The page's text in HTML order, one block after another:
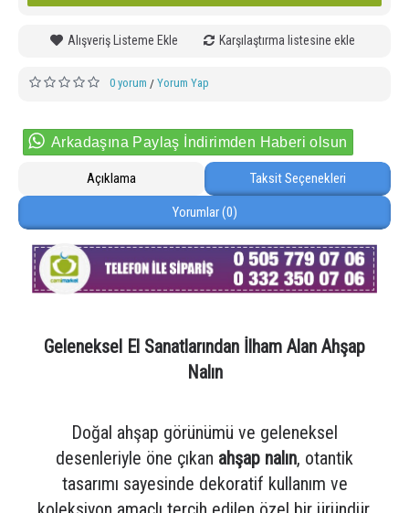
Alışveriş Listeme Ekle Karşılaştırma listesine ekle
0 yorum / Yorum Yap
Arkadaşına Paylaş İndirimden Haberi olsun
Açıklama Taksit Seçenekleri
Yorumlar (0)
Geleneksel El Sanatlarından İlham Alan Ahşap
Nalın
Doğal ahşap görünümü ve geleneksel
desenleriyle öne çıkan ahşap nalın, otantik
tasarımı sayesinde dekoratif kullanım ve